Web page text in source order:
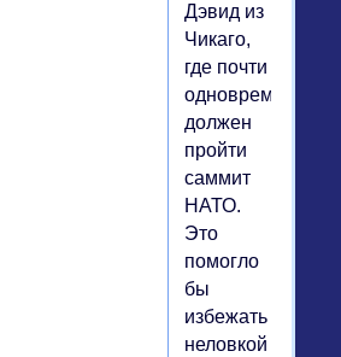
Дэвид из
Чикаго,
где почти
одновременно
должен
пройти
саммит
НАТО.
Это
помогло
бы
избежать
неловкой